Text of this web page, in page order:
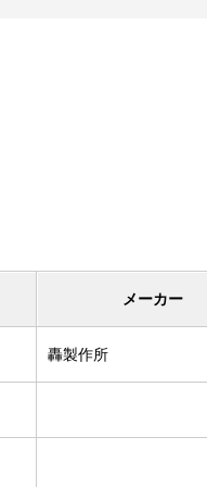
メーカー
轟製作所